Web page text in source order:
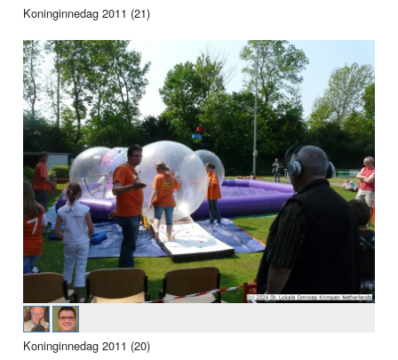
Koninginnedag 2011 (21)
Koninginnedag 2011 (20)